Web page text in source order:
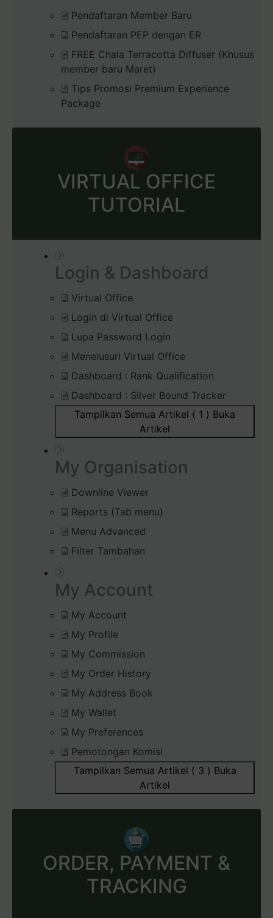
Pendaftaran Member Baru
Pendaftaran PEP dengan ER
FREE Chala Terracotta Diffuser (Khusus
member baru Maret)
Tips Promosi Premium Experience
Package
VIRTUAL OFFICE
TUTORIAL
Login & Dashboard
Virtual Office
Login di Virtual Office
Lupa Password Login
Menelusuri Virtual Office
Dashboard : Rank Qualification
Dashboard : Silver Bound Tracker
Tampilkan Semua Artikel ( 1 ) Buka
Artikel
My Organisation
Downline Viewer
Reports (Tab menu)
Menu Advanced
Filter Tambahan
My Account
My Account
My Profile
My Commission
My Order History
My Address Book
My Wallet
My Preferences
Pemotongan Komisi
Tampilkan Semua Artikel ( 3 ) Buka
Artikel
ORDER, PAYMENT &
TRACKING